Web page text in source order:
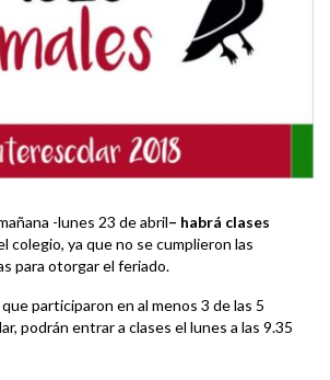
-lunes 23 de abril– habrá clases
colegio, ya que no se cumplieron las
para otorgar el feriado.
participaron en al menos 3 de las 5
podrán entrar a clases el lunes a las 9.35